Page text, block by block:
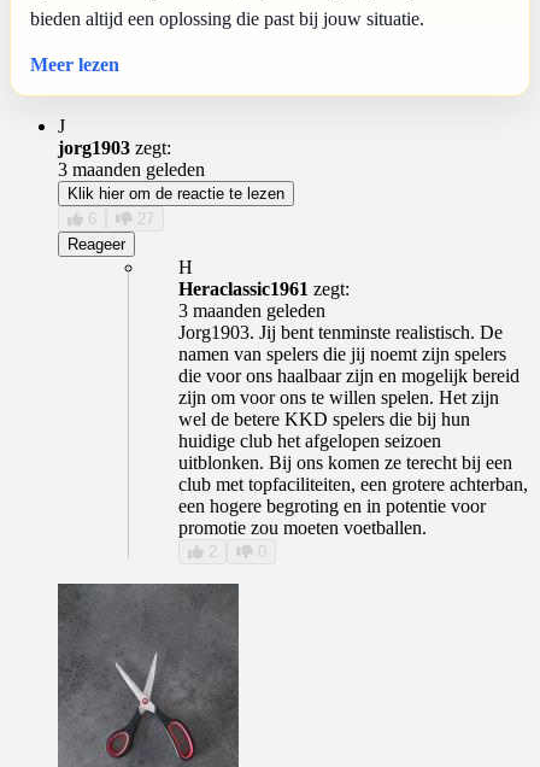
bieden altijd een oplossing die past bij jouw situatie.
Meer lezen
J
jorg1903 zegt:
3 maanden geleden
Klik hier om de reactie te lezen
6
27
Reageer
H
Heraclassic1961 zegt:
3 maanden geleden
Jorg1903. Jij bent tenminste realistisch. De
namen van spelers die jij noemt zijn spelers
die voor ons haalbaar zijn en mogelijk bereid
zijn om voor ons te willen spelen. Het zijn
wel de betere KKD spelers die bij hun
huidige club het afgelopen seizoen
uitblonken. Bij ons komen ze terecht bij een
club met topfaciliteiten, een grotere achterban,
een hogere begroting en in potentie voor
promotie zou moeten voetballen.
2 0